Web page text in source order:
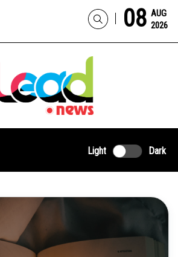
08 2026
AUG
Light Dark